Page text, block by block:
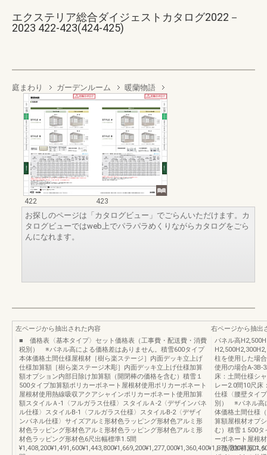
エクステリア総合ダイジェストカタログ2022－
2023 422-423(424-425)
庭まわり ガーデンルーム 暖蘭物語
422
423
お探しのページは「カタログビュー」でごらんいただけます。カ
タログビューではweb上でパラパラめくりながらカタログをごら
んになれます。
左ページから抽出された内容
■ 価格表〈基本タイプ〉セット価格表（工事費・配送費・消費
税別） ※パネル高による価格差はありません。積雪600タイプ
本体価格土間仕様屋根材［樹ら楽ステージ］内面デッキ立上げ
仕様加算額［樹ら楽ステージ木彫］内面デッキ立上げ仕様加算
額オプション内部日除け加算額（開閉棒の価格を含む）積雪１
500タイプ加算額ポリカーボネート屋根材使用ポリカーボネート
屋根材使用熱線吸収アクアシャインポリカーボネート使用加算
額スタイルＡ-1〈フルガラス仕様〉スタイルＡ-2〈デザインパネ
ル仕様〉スタイルB-1〈フルガラス仕様〉スタイルB-2〈デザイ
ンパネル仕様〉サイズアルミ形材色ラッピング形材色アルミ形
材色ラッピング形材色アルミ形材色ラッピング形材色アルミ形
材色ラッピング形材色6尺出幅標準1.5間
右ページから抽出
パネル高
柱を使用した場
使用の場合A-3B-
床：土間仕様シ
レー2.0間10尺床
仕様〈腰壁タイ
別） ※パネル高
体価格土間仕様
算額屋根材オプ
む）積雪１500タ
ーボネート屋根
ト使用加算額ス